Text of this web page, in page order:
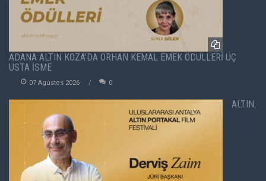
ADANA ALTIN KOZA'DA ORHAN KEMAL EMEK ÖDÜLLERİ ÜÇ
USTA İSME
07 Agustos 2026 0
ALTIN